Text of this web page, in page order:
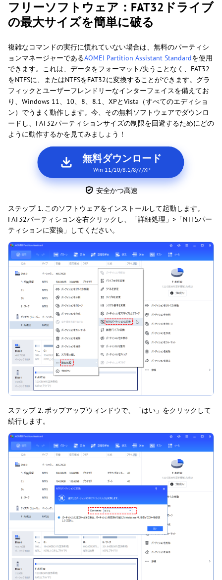
フリーソフトウェア：FAT32ドライブ
の最大サイズを簡単に破る
複雑なコマンドの実行に慣れていない場合は、無料のパーティシ
ョンマネージャーであるAOMEI Partition Assistant Standardを使用
できます。これは、データをフォーマット/失うことなく、FAT32
をNTFSに、またはNTFSをFAT32に変換することができます。グラ
フィックとユーザーフレンドリーなインターフェイスを備えてお
り、Windows 11、10、8、8.1、XPとVista（すべてのエディショ
ン）でうまく動作します。今、その無料ソフトウェアでダウンロ
ードし、FAT32パーティションサイズの制限を回避するためにどの
ように動作するかを見てみましょう！
無料ダウンロード
Win 11/10/8.1/8/7/XP
安全かつ高速
ステップ 1. このソフトウェアをインストールして起動します。
FAT32パーティションを右クリックし、「詳細処理」>「NTFSパー
ティションに変換」してください。
ステップ 2. ポップアップウィンドウで、「はい」をクリックして
続行します。